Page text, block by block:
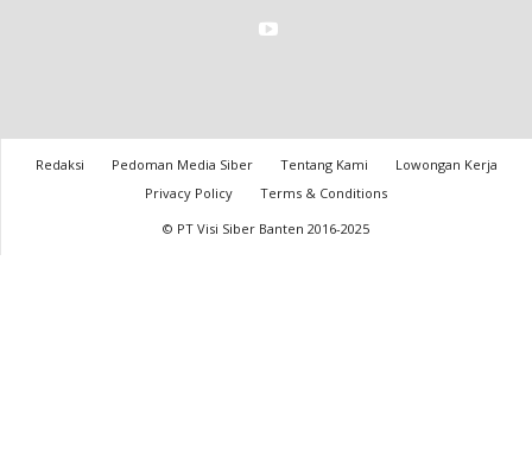
Redaksi Pedoman Media Siber Tentang Kami
Lowongan Kerja
Privacy Policy
Terms & Conditions
© PT Visi Siber Banten 2016-2025